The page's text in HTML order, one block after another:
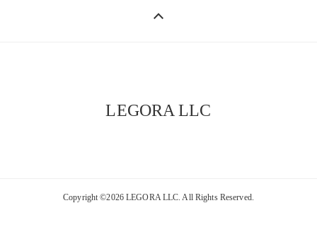
keyboard_control_key
LEGORA LLC
Copyright ©2026 LEGORA LLC. All Rights Reserved.